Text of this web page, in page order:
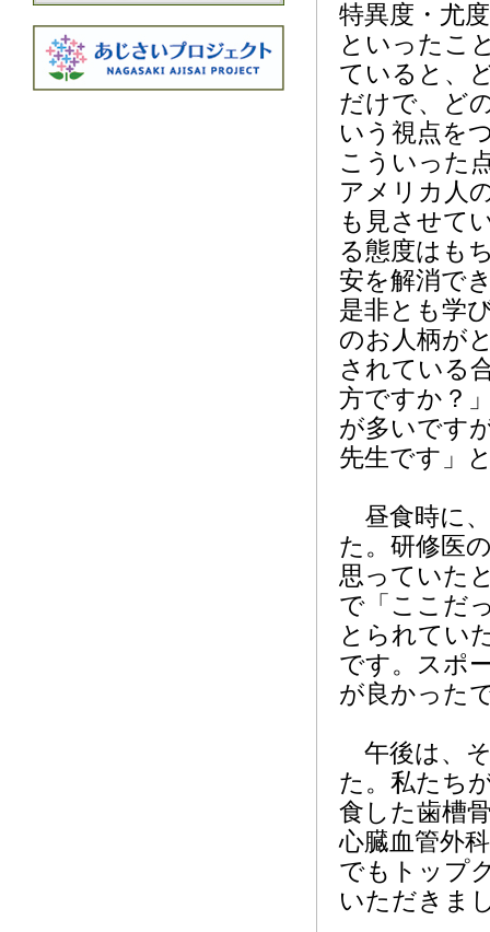
特異度・尤
といったこ
ていると、
だけで、ど
いう視点を
こういった
アメリカ人
も見させて
る態度はも
安を解消で
是非とも学
のお人柄が
されている
方ですか？
が多いです
先生です」
昼食時に
た。研修医
思っていた
で「ここだ
とられてい
です。スポ
が良かった
午後は、
た。私たち
食した歯槽
心臓血管外
でもトップ
いただきま